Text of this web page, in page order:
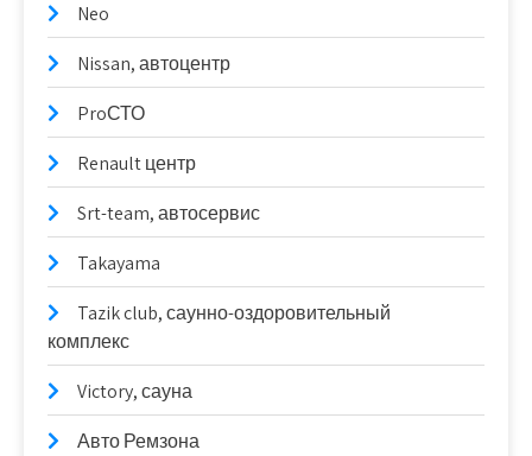
Neo
Nissan, автоцентр
ProСТО
Renault центр
Srt-team, автосервис
Takayama
Tazik club, саунно-оздоровительный
комплекс
Victory, сауна
Авто Ремзона